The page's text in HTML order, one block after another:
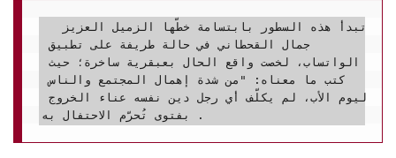
كتب ما معناه: "من شدة إهمال المجتمع والناس
بفتوى تُحرّم الاحتفال به .